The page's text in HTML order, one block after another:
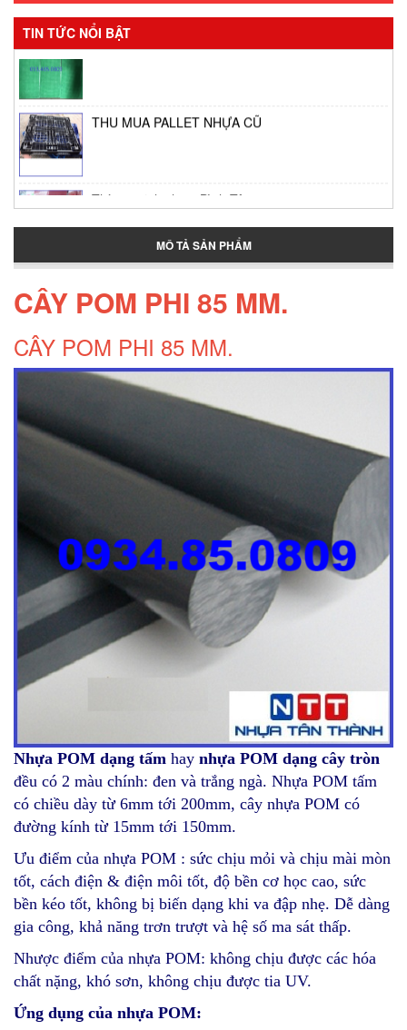
TIN TỨC NỔI BẬTVỉ phơi bánh tráng
Thùng đựng đá lớn
Pallet nhựa cũ Tân Phú
Pallet nhựa Tân Phú
Thớt nhựa cho nhà bếp
Thớt nhựa làm băng tải
MÔ TẢ SẢN PHẨM
CÂY POM PHI 85 MM.
CÂY POM PHI 85 MM.
Nhựa POM dạng tấm hay nhựa POM dạng cây tròn
đều có 2 màu chính: đen và trắng ngà. Nhựa POM tấm
có chiều dày từ 6mm tới 200mm, cây nhựa POM có
đường kính từ 15mm tới 150mm.
Ưu điểm của nhựa POM : sức chịu mỏi và chịu mài mòn
tốt, cách điện & điện môi tốt, độ bền cơ học cao, sức
bền kéo tốt, không bị biến dạng khi va đập nhẹ. Dễ dàng
gia công, khả năng trơn trượt và hệ số ma sát thấp.
Nhược điểm của nhựa POM: không chịu được các hóa
chất nặng, khó sơn, không chịu được tia UV.
Ứng dụng của nhựa POM: